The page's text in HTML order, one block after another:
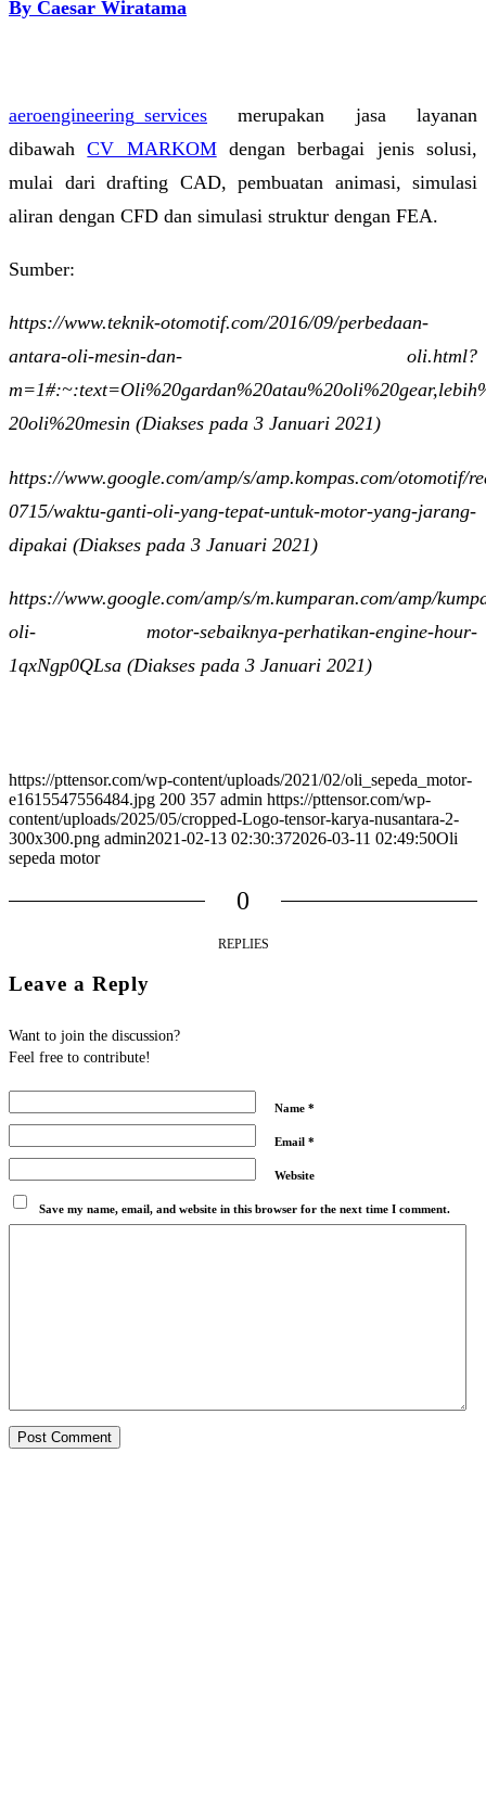
By Caesar Wiratama
aeroengineering_services merupakan jasa layanan
dibawahCV MARKOMdengan berbagai jenis solusi,
mulai dari drafting CAD, pembuatan animasi, simulasi
aliran dengan CFD dan simulasi struktur dengan FEA.
Sumber:
https://www.teknik-otomotif.com/2016/09/perbedaan-
antara-oli-mesin-dan- oli.html?
20oli%20mesin (Diakses pada 3 Januari 2021)
https://www.google.com/amp/s/amp.kompas.com/otomotif/
0715/waktu-ganti-oli-yang-tepat-untuk-motor-yang-jarang-
dipakai (Diakses pada 3 Januari 2021)
https://www.google.com/amp/s/m.kumparan.com/amp/
oli- motor-sebaiknya-perhatikan-engine-hour-
1qxNgp0QLsa (Diakses pada 3 Januari 2021)
https://pttensor.com/wp-content/uploads/2021/02/oli_sepeda_motor-
e1615547556484.jpg 200 357 admin https://pttensor.com/wp-
content/uploads/2025/05/cropped-Logo-tensor-karya-nusantara-2-
300x300.png admin2021-02-13 02:30:372026-03-11 02:49:50Oli
sepeda motor
0
REPLIES
Leave a Reply
Want to join the discussion?
Feel free to contribute!
Name *
Email *
Website
Save my name, email, and website in this browser for the next time I comment.